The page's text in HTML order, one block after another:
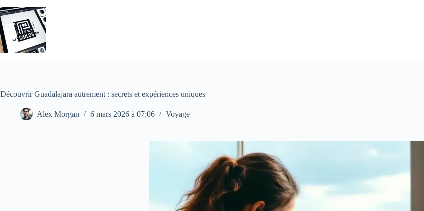
au
contenu
Découvrir Guadalajara autrement : secrets et expériences uniques
Alex Morgan 6 mars 2026 à 07:06 Voyage